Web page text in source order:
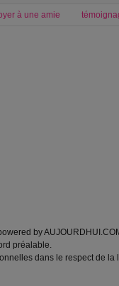
à une amie
by
préalable.
dans le respect de